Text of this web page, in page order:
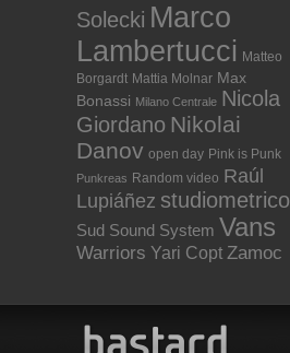
Solecki Marco
Lambertucci Matteo
Borgardt Mattia Molnar Max
Bonassi Milano Centrale Nicola
Giordano Nikolai
Danov open day Pink is Punk
Punkreas Random video Raúl
Lupiáñez studiometrico
Sud Sound System Vans
Warriors Yari Copt Zamoc